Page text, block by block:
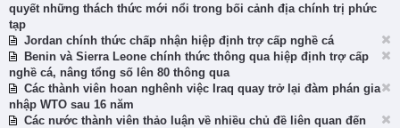
quyết những thách thức mới nổi trong bối cảnh địa chính trị phức
tạp
Jordan chính thức chấp nhận hiệp định trợ cấp nghề cá
Benin và Sierra Leone chính thức thông qua hiệp định trợ cấp
nghề cá, nâng tổng số lên 80 thông qua
Các thành viên hoan nghênh việc Iraq quay trở lại đàm phán gia
nhập WTO sau 16 năm
Các nước thành viên thảo luận về nhiều chủ đề liên quan đến